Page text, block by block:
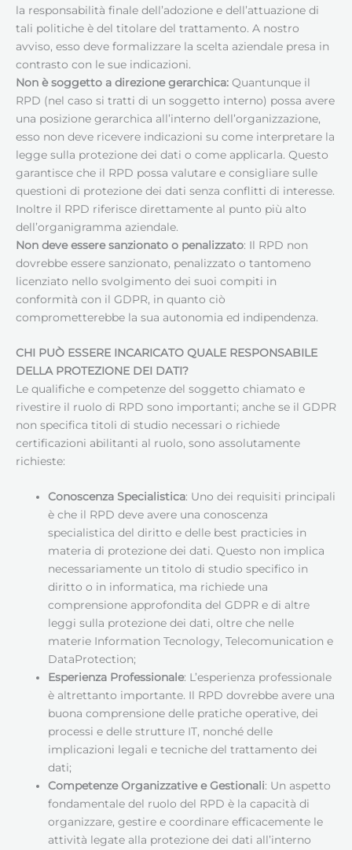
la responsabilità finale dell’adozione e dell’attuazione di
tali politiche è del titolare del trattamento. A nostro
avviso, esso deve formalizzare la scelta aziendale presa in
contrasto con le sue indicazioni.
Non è soggetto a direzione gerarchica: Quantunque il
RPD (nel caso si tratti di un soggetto interno) possa avere
una posizione gerarchica all’interno dell’organizzazione,
esso non deve ricevere indicazioni su come interpretare la
legge sulla protezione dei dati o come applicarla. Questo
garantisce che il RPD possa valutare e consigliare sulle
questioni di protezione dei dati senza conflitti di interesse.
Inoltre il RPD riferisce direttamente al punto più alto
dell’organigramma aziendale.
Non deve essere sanzionato o penalizzato: Il RPD non
dovrebbe essere sanzionato, penalizzato o tantomeno
licenziato nello svolgimento dei suoi compiti in
conformità con il GDPR, in quanto ciò
comprometterebbe la sua autonomia ed indipendenza.
CHI PUÒ ESSERE INCARICATO QUALE RESPONSABILE
DELLA PROTEZIONE DEI DATI?
Le qualifiche e competenze del soggetto chiamato e
rivestire il ruolo di RPD sono importanti; anche se il GDPR
non specifica titoli di studio necessari o richiede
certificazioni abilitanti al ruolo, sono assolutamente
richieste:
Conoscenza Specialistica: Uno dei requisiti principali
è che il RPD deve avere una conoscenza
specialistica del diritto e delle best practicies in
materia di protezione dei dati. Questo non implica
necessariamente un titolo di studio specifico in
diritto o in informatica, ma richiede una
comprensione approfondita del GDPR e di altre
leggi sulla protezione dei dati, oltre che nelle
materie Information Tecnology, Telecomunication e
DataProtection;
Esperienza Professionale: L’esperienza professionale
è altrettanto importante. Il RPD dovrebbe avere una
buona comprensione delle pratiche operative, dei
processi e delle strutture IT, nonché delle
implicazioni legali e tecniche del trattamento dei
dati;
Competenze Organizzative e Gestionali: Un aspetto
fondamentale del ruolo del RPD è la capacità di
organizzare, gestire e coordinare efficacemente le
attività legate alla protezione dei dati all’interno